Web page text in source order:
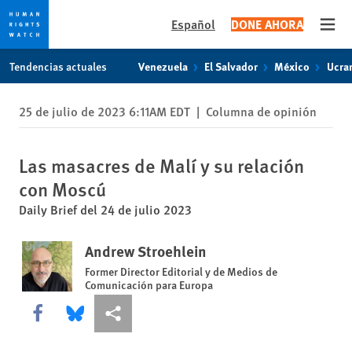
privacy
notice
content
Español DONE AHORA
Tendencias actuales Venezuela El Salvador México
25 de julio de 2023 6:11AM EDT | Columna de opinión
Las masacres de Malí y su relación
con Moscú
Daily Brief del 24 de julio 2023
Andrew Stroehlein
Former Director Editorial y de Medios de
Comunicación para Europa
Share this via Facebook
Share this via Bluesky
Share this via Compartir